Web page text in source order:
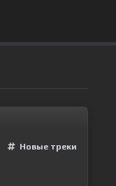
Новые треки